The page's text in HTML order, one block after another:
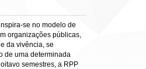
se no modelo de
organizações públicas,
da vivência, se
de uma determinada
semestres, a RPP